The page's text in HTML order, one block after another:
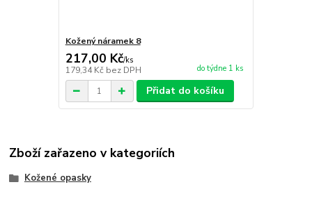
Kožený náramek 8
217,00 Kč/ks
179,34 Kč bez DPH do týdne 1 ks
Přidat do košíku
Zboží zařazeno v kategoriích
Kožené opasky